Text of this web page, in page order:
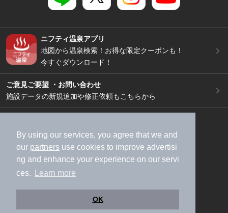
By using our services, you agree that we and
our partners use cookies to improve advertisi
ng and enhance your experience on our servi
ces.
Learn more
OK
ニフティ温泉アプリ
地図から温泉検索！お得な限定クーポンも！
今すぐダウンロード！
ご意見ご要望 ・お問い合わせ
施設データの新規追加や修正依頼もこちらから
加盟店募集（資料請求）
広告出稿のご案内
利用規約
ライフスタイルMEMBERS+規約
特定商取引法に基づく表記
ヘルプ
採用情報
運営会社